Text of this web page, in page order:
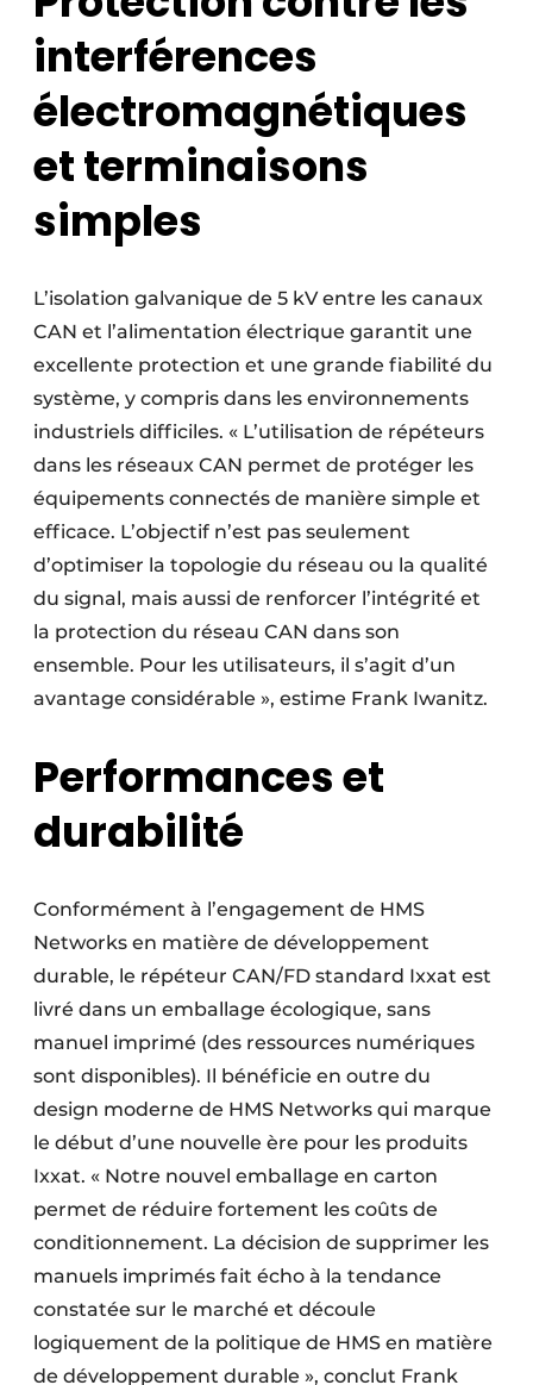
interférences
électromagnétiques
et terminaisons
simples
L’isolation galvanique de 5 kV entre les canaux
CAN et l’alimentation électrique garantit une
excellente protection et une grande fiabilité du
système, y compris dans les environnements
industriels difficiles. « L’utilisation de répéteurs
dans les réseaux CAN permet de protéger les
équipements connectés de manière simple et
efficace. L’objectif n’est pas seulement
d’optimiser la topologie du réseau ou la qualité
du signal, mais aussi de renforcer l’intégrité et
la protection du réseau CAN dans son
ensemble. Pour les utilisateurs, il s’agit d’un
avantage considérable », estime Frank Iwanitz.
Performances et
durabilité
Conformément à l’engagement de HMS
Networks en matière de développement
durable, le répéteur CAN/FD standard Ixxat est
livré dans un emballage écologique, sans
manuel imprimé (des ressources numériques
sont disponibles). Il bénéficie en outre du
design moderne de HMS Networks qui marque
le début d’une nouvelle ère pour les produits
Ixxat. « Notre nouvel emballage en carton
permet de réduire fortement les coûts de
conditionnement. La décision de supprimer les
manuels imprimés fait écho à la tendance
constatée sur le marché et découle
logiquement de la politique de HMS en matière
de développement durable », conclut Frank